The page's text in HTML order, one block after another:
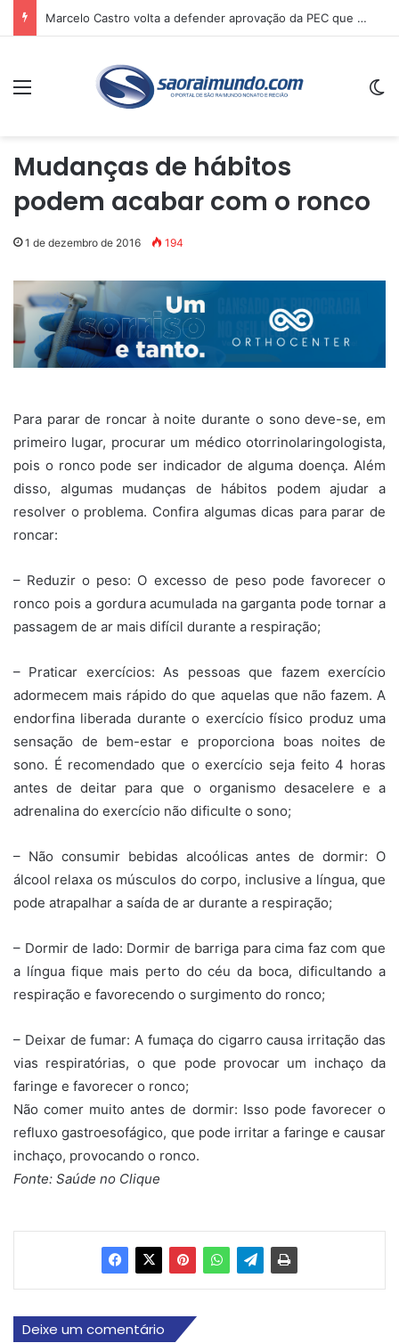
Marcelo Castro volta a defender aprovação da PEC que acaba com a escala 6×1 e avalia clima no Senado
Menu
Mudanças de hábitos
podem acabar com o ronco
1 de dezembro de 2016 194
Para parar de roncar à noite durante o sono deve-se, em
primeiro lugar, procurar um médico otorrinolaringologista,
pois o ronco pode ser indicador de alguma doença. Além
disso, algumas mudanças de hábitos podem ajudar a
resolver o problema. Confira algumas dicas para parar de
roncar:
– Reduzir o peso: O excesso de peso pode favorecer o
ronco pois a gordura acumulada na garganta pode tornar a
passagem de ar mais difícil durante a respiração;
– Praticar exercícios: As pessoas que fazem exercício
adormecem mais rápido do que aquelas que não fazem. A
endorfina liberada durante o exercício físico produz uma
sensação de bem-estar e proporciona boas noites de
sono. É recomendado que o exercício seja feito 4 horas
antes de deitar para que o organismo desacelere e a
adrenalina do exercício não dificulte o sono;
– Não consumir bebidas alcoólicas antes de dormir: O
álcool relaxa os músculos do corpo, inclusive a língua, que
pode atrapalhar a saída de ar durante a respiração;
– Dormir de lado: Dormir de barriga para cima faz com que
a língua fique mais perto do céu da boca, dificultando a
respiração e favorecendo o surgimento do ronco;
– Deixar de fumar: A fumaça do cigarro causa irritação das
vias respiratórias, o que pode provocar um inchaço da
faringe e favorecer o ronco;
Não comer muito antes de dormir: Isso pode favorecer o
refluxo gastroesofágico, que pode irritar a faringe e causar
inchaço, provocando o ronco.
Fonte: Saúde no Clique
Deixe um comentário